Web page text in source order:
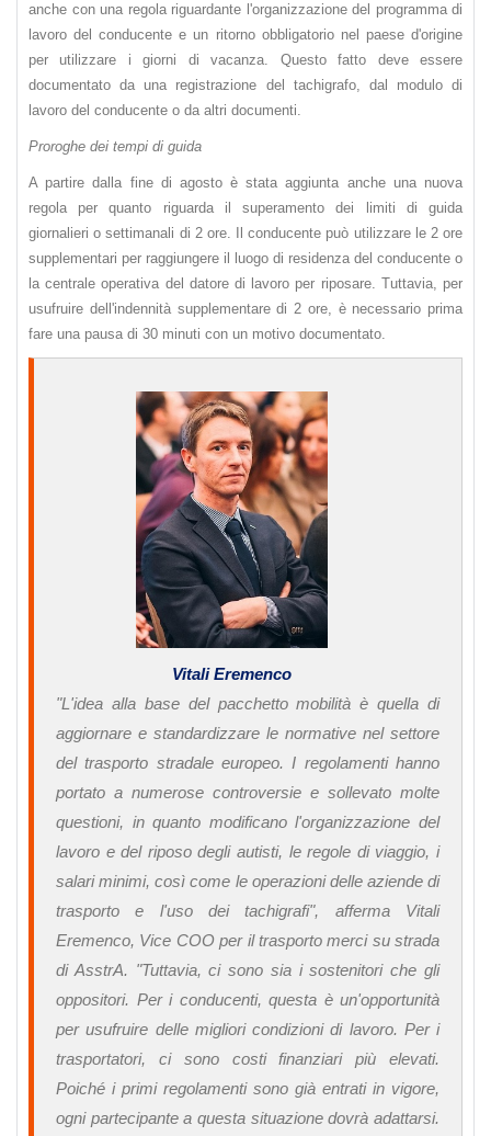
anche con una regola riguardante l'organizzazione del programma di
lavoro del conducente e un ritorno obbligatorio nel paese d'origine
per utilizzare i giorni di vacanza. Questo fatto deve essere
documentato da una registrazione del tachigrafo, dal modulo di
lavoro del conducente o da altri documenti.
Proroghe dei tempi di guida
A partire dalla fine di agosto è stata aggiunta anche una nuova
regola per quanto riguarda il superamento dei limiti di guida
giornalieri o settimanali di 2 ore. Il conducente può utilizzare le 2 ore
supplementari per raggiungere il luogo di residenza del conducente o
la centrale operativa del datore di lavoro per riposare. Tuttavia, per
usufruire dell'indennità supplementare di 2 ore, è necessario prima
fare una pausa di 30 minuti con un motivo documentato.
Vitali Eremenco
"L'idea alla base del pacchetto mobilità è quella di
aggiornare e standardizzare le normative nel settore
del trasporto stradale europeo. I regolamenti hanno
portato a numerose controversie e sollevato molte
questioni, in quanto modificano l'organizzazione del
lavoro e del riposo degli autisti, le regole di viaggio, i
salari minimi, così come le operazioni delle aziende di
trasporto e l'uso dei tachigrafi", afferma Vitali
Eremenco, Vice COO per il trasporto merci su strada
di AsstrA. "Tuttavia, ci sono sia i sostenitori che gli
oppositori. Per i conducenti, questa è un'opportunità
per usufruire delle migliori condizioni di lavoro. Per i
trasportatori, ci sono costi finanziari più elevati.
Poiché i primi regolamenti sono già entrati in vigore,
ogni partecipante a questa situazione dovrà adattarsi.